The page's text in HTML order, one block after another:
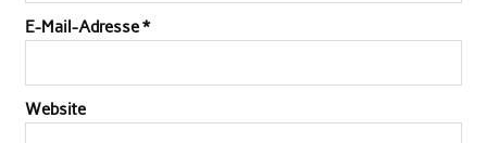
E-Mail-Adresse*
Website